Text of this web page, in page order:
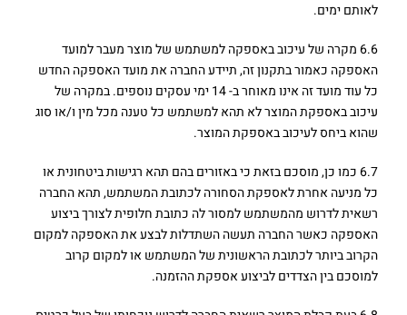
לאותם ימים.
6.6 מקרה של עיכוב באספקה למשתמש של מוצר מעבר למועד
האספקה כאמור בתקנון זה, תיידע החברה את מועד האספקה החדש
כל עוד מועד זה אינו מאוחר ב- 14 ימי עסקים נוספים. במקרה של
עיכוב באספקת המוצר לא תהא למשתמש כל טענה מכל מין ו/או סוג
שהוא ביחס לעיכוב באספקת המוצר.
6.7 כמו כן, מוסכם בזאת כי באזורים בהם תהא רגישות ביטחונית או
כל מניעה אחרת לאספקת הסחורה לכתובת המשתמש, תהא החברה
רשאית לדרוש מהמשתמש למסור לה כתובת חלופית לצורך ביצוע
האספקה כאשר החברה תעשה השתדלות לבצע את האספקה למקום
הקרוב ביותר לכתובת הראשונית של המשתמש או למקום קרוב
למוסכם בין הצדדים לביצוע אספקת ההזמנה.